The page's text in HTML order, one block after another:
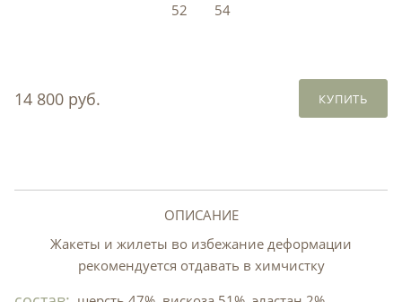
52
54
14 800 руб. КУПИТЬ
ОПИСАНИЕ
Жакеты и жилеты во избежание деформации
рекомендуется отдавать в химчистку